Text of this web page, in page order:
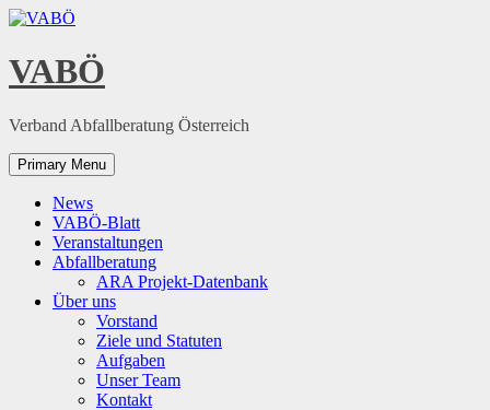
Skip
content
VABÖ
Verband Abfallberatung Österreich
Primary Menu
News
VABÖ-Blatt
Veranstaltungen
Abfallberatung
ARA Projekt-Datenbank
Über uns
Vorstand
Ziele und Statuten
Aufgaben
Unser Team
Kontakt